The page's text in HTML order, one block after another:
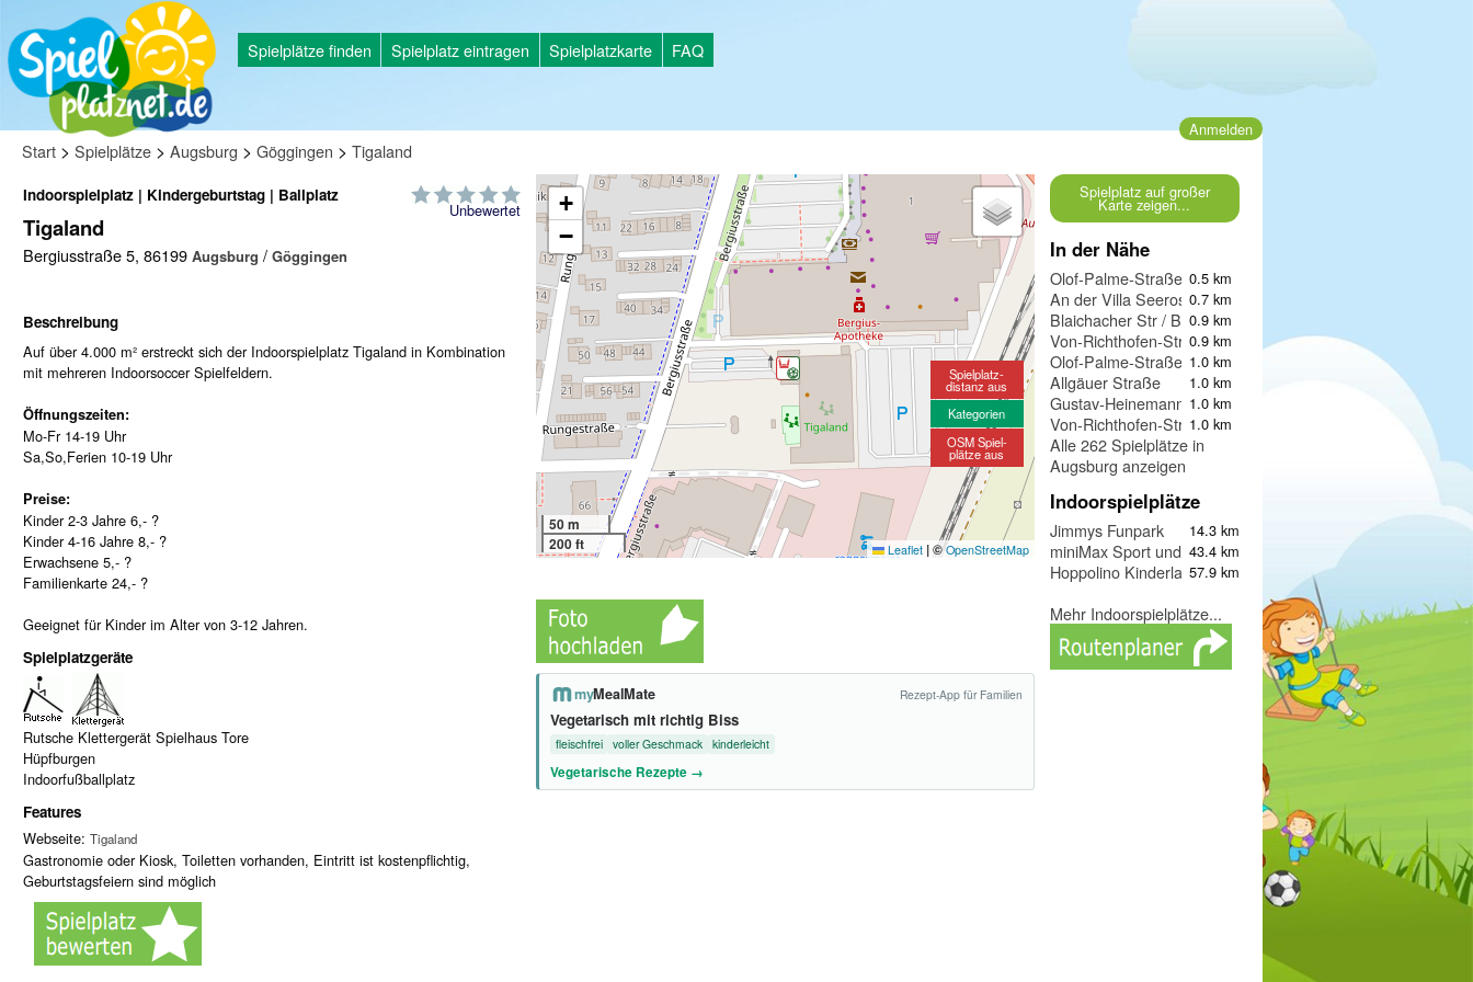
Spielplätze finden Spielplatz eintragen Spielplatzkarte FAQ
Anmelden
Start > Spielplätze > Augsburg > Göggingen > Tigaland
Unbewertet
Indoorspielplatz | Kindergeburtstag | Ballplatz
Tigaland
Bergiusstraße 5, 86199 Augsburg / Göggingen
Beschreibung
Auf über 4.000 m² erstreckt sich der Indoorspielplatz Tigaland in Kombination
mit mehreren Indoorsoccer Spielfeldern.
Öffnungszeiten:
Mo-Fr 14-19 Uhr
Sa,So,Ferien 10-19 Uhr
Preise:
Kinder 2-3 Jahre 6,- ?
Kinder 4-16 Jahre 8,- ?
Erwachsene 5,- ?
Familienkarte 24,- ?
Geeignet für Kinder im Alter von 3-12 Jahren.
Spielplatzgeräte
Rutsche Klettergerät Spielhaus Tore
Hüpfburgen
Indoorfußballplatz
Features
Webseite: Tigaland
Gastronomie oder Kiosk, Toiletten vorhanden, Eintritt ist kostenpflichtig,
Geburtstagsfeiern sind möglich
+
−
50 m
200 ft
Leaflet |©OpenStreetMap
Spielplatz-
distanz aus
Kategorien
OSM Spiel-
plätze aus
myMealMate Rezept-App für Familien
Vegetarisch mit richtig Biss
fleischfrei voller Geschmack kinderleicht
Vegetarische Rezepte →
Spielplatz auf großer
Karte zeigen...
In der Nähe
Olof-Palme-Straße 0.5 km
An der Villa Seerose0.7 km
Blaichacher Str / Bgm.-Miehle-Str
0.9 km
Von-Richthofen-Straße II
0.9 km
Olof-Palme-Straße 1.0 km
Allgäuer Straße 1.0 km
Gustav-Heinemann-Straße
1.0 km
Von-Richthofen-Straße I
1.0 km
Alle 262 Spielplätze in
Augsburg anzeigen
Indoorspielplätze
Jimmys Funpark 14.3 km
miniMax Sport und Kinder Park
43.4 km
Hoppolino Kinderland Weilheim
57.9 km
Mehr Indoorspielplätze...